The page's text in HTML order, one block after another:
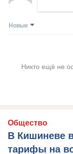
Новые
Никто ещё не
Общество
В Кишиневе
тарифы на